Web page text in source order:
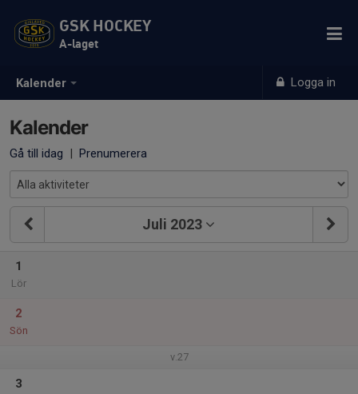
Kalender Logga in
GSK HOCKEY
A-laget
Kalender
Gå till idag | Prenumerera
Juli 2023
1
Lör
2
Sön
v.27
3